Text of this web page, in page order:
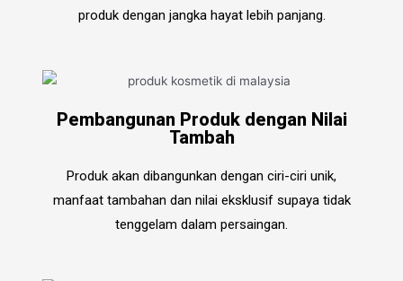
produk dengan jangka hayat lebih panjang.
Pembangunan Produk dengan Nilai
Tambah
Produk akan dibangunkan dengan ciri-ciri unik,
manfaat tambahan dan nilai eksklusif supaya tidak
tenggelam dalam persaingan.